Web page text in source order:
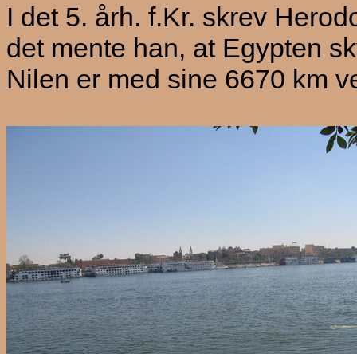
I det 5. årh. f.Kr. skrev
det mente han, at Egypten
Nilen er med sine 6670 km